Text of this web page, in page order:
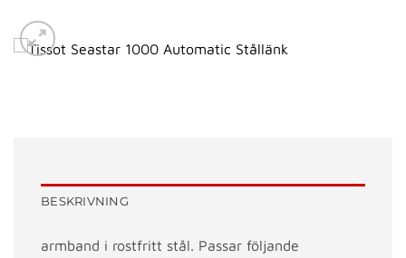
BESKRIVNING
armband i rostfritt stål. Passar följande